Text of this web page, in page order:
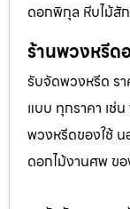
ดอกพิกุล หีบไม้สั
ร้านพวงหรีด
รับจัดพวงหรีด รา
แบบ ทุกราคา เช่
พวงหรีดของใช้
ดอกไม้งานศพ ข